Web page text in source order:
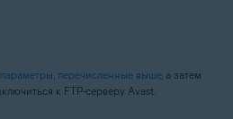
параметры, перечисленные выше, а затем
к FTP-серверу Avast.